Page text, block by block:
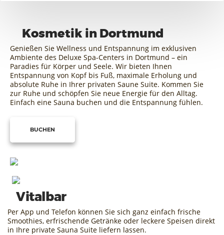
Kosmetik in Dortmund
Genießen Sie Wellness und Entspannung im exklusiven
Ambiente des Deluxe Spa-Centers in Dortmund – ein
Paradies für Körper und Seele. Wir bieten Ihnen
Entspannung von Kopf bis Fuß, maximale Erholung und
absolute Ruhe in Ihrer privaten Saune Suite. Kommen Sie
zur Ruhe und schöpfen Sie neue Energie für den Alltag.
Einfach eine Sauna buchen und die Entspannung fühlen.
BUCHEN
Vitalbar
Per App und Telefon können Sie sich ganz einfach frische
Smoothies, erfrischende Getränke oder leckere Speisen direkt
in Ihre private Sauna Suite liefern lassen.